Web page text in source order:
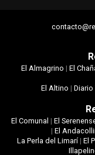
El Almagrino | El
El Altino | Diario
El Comunal | El
| El
La Perla del Limarí|El